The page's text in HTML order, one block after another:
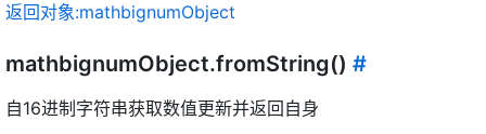
返回对象:mathbignumObject
mathbignumObject.fromString() #
自16进制字符串获取数值更新并返回自身